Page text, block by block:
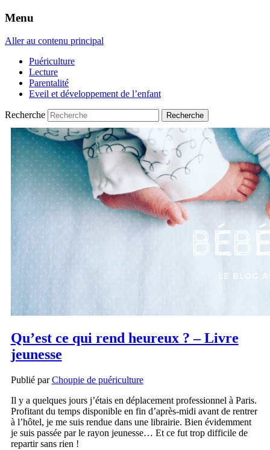
Menu
Aller au contenu principal
Puériculture
Lecture
Parentalité
Eveil et développement de l’enfant
Recherche
Qu’est ce qui rend heureux ? – Livre
jeunesse
Publié parChoupie de puériculture
Il y a quelques jours j’étais en déplacement professionnel à Paris.
Profitant du temps disponible en fin d’après-midi avant de rentrer
à l’hôtel, je me suis rendue dans une librairie. Bien évidemment
je suis passée par le rayon jeunesse… Et ce fut trop difficile de
repartir sans rien !